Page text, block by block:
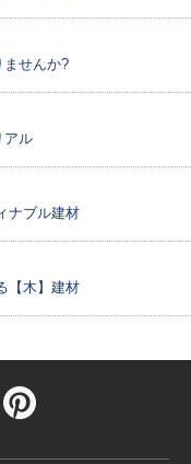
ませんか?
アル
ナブル建材
【木】建材